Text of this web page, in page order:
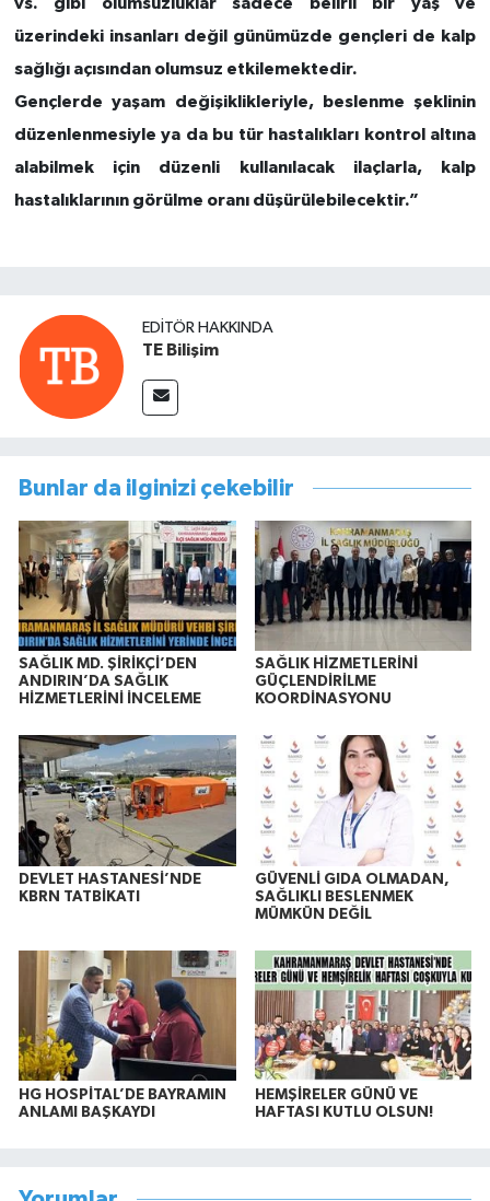
vs. gibi olumsuzluklar sadece belirli bir yaş ve
üzerindeki insanları değil günümüzde gençleri de kalp
sağlığı açısından olumsuz etkilemektedir.
Gençlerde yaşam değişiklikleriyle, beslenme şeklinin
düzenlenmesiyle ya da bu tür hastalıkları kontrol altına
alabilmek için düzenli kullanılacak ilaçlarla, kalp
hastalıklarının görülme oranı düşürülebilecektir.”
EDITÖR HAKKINDA
TE Bilişim
Bunlar da ilginizi çekebilir
SAĞLIK MD. ŞİRİKÇİ’DEN
ANDIRIN’DA SAĞLIK
HİZMETLERİNİ İNCELEME
SAĞLIK HİZMETLERİNİ
GÜÇLENDİRİLME
KOORDİNASYONU
DEVLET HASTANESİ’NDE
KBRN TATBİKATI
GÜVENLİ GIDA OLMADAN,
SAĞLIKLI BESLENMEK
MÜMKÜN DEĞİL
HG HOSPİTAL’DE BAYRAMIN
ANLAMI BAŞKAYDI
HEMŞİRELER GÜNÜ VE
HAFTASI KUTLU OLSUN!